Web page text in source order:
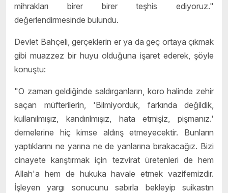
mihrakları birer birer teşhis ediyoruz."
değerlendirmesinde bulundu.
Devlet Bahçeli, gerçeklerin er ya da geç ortaya çıkmak
gibi muazzez bir huyu olduğuna işaret ederek, şöyle
konuştu:
"O zaman geldiğinde saldırganların, koro halinde zehir
saçan müfterilerin, 'Bilmiyorduk, farkında değildik,
kullanılmışız, kandırılmışız, hata etmişiz, pişmanız.'
demelerine hiç kimse aldırış etmeyecektir. Bunların
yaptıklarını ne yarına ne de yanlarına bırakacağız. Bizi
cinayete karıştırmak için tezvirat üretenleri de hem
Allah'a hem de hukuka havale etmek vazifemizdir.
İşleyen yargı sonucunu sabırla bekleyip suikastın